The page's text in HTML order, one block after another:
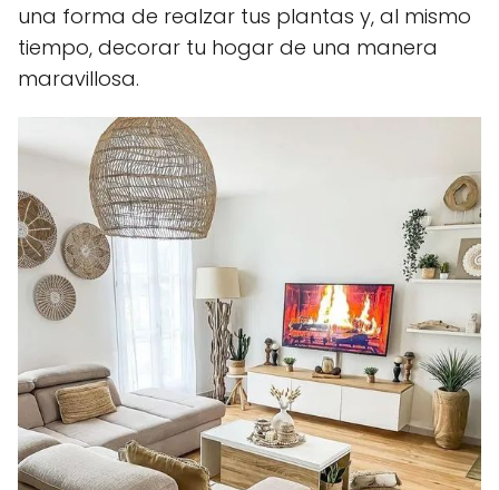
una forma de realzar tus plantas y, al mismo
tiempo, decorar tu hogar de una manera
maravillosa.